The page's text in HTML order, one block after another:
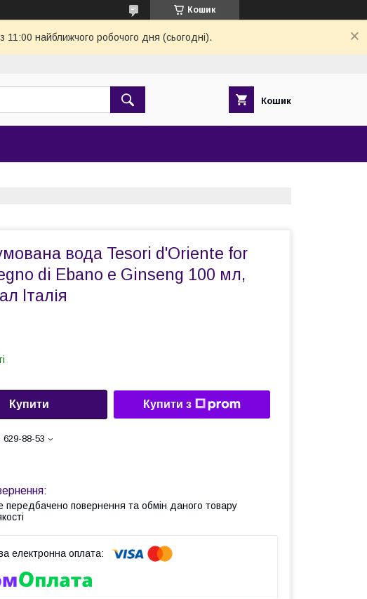
Кошик
11:00 найближчого робочого дня (сьогодні).
Кошик
вода Tesori d'Оriente for
di Ebano e Ginseng 100 мл,
Італія
Купити Купити з
629-88-53
передбачено повернення та обмін даного товару